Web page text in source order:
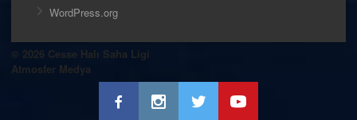
WordPress.org
© 2026 Cesse Halı Saha Ligi
Atmosfer Medya